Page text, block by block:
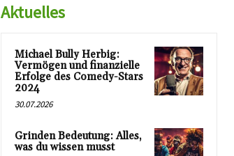
Aktuelles
Michael Bully Herbig:
Vermögen und finanzielle
Erfolge des Comedy-Stars
2024
30.07.2026
Grinden Bedeutung: Alles,
was du wissen musst